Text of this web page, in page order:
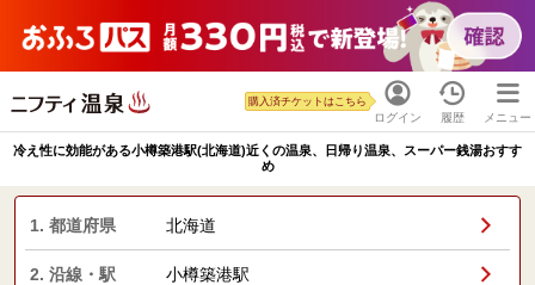
ログイン
購入済チケットはこちら
履歴 メニュー
冷え性に効能がある小樽築港駅(北海道)近くの温泉、日帰り温泉、スーパー銭湯おすす
め
1. 都道府県 北海道
2. 沿線・駅 小樽築港駅